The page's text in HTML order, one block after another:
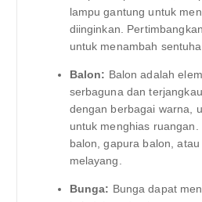
lampu gantung untuk
diinginkan.
untuk menambah
Balon: Balon adalah
serbaguna dan
dengan berbagai warna,
untuk menghias
balon, gapura balon,
melayang.
Bunga: Bunga dapat